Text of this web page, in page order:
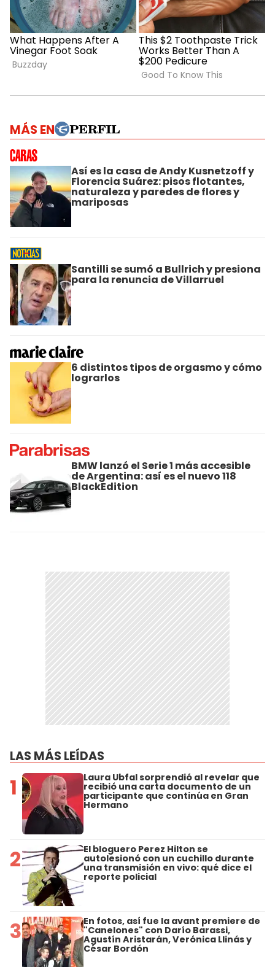
MÁS EN
Así es la casa de Andy Kusnetzoff y
Florencia Suárez: pisos flotantes,
naturaleza y paredes de flores y
mariposas
Santilli se sumó a Bullrich y presiona
para la renuncia de Villarruel
6 distintos tipos de orgasmo y cómo
lograrlos
BMW lanzó el Serie 1 más accesible
de Argentina: así es el nuevo 118
BlackEdition
LAS MÁS LEÍDAS
1 Laura Ubfal sorprendió al revelar que
recibió una carta documento de un
participante que continúa en Gran
Hermano
2 El bloguero Perez Hilton se
autolesionó con un cuchillo durante
una transmisión en vivo: qué dice el
reporte policial
3 En fotos, así fue la avant premiere de
"Canelones" con Darío Barassi,
Agustín Aristarán, Verónica Llinás y
César Bordón